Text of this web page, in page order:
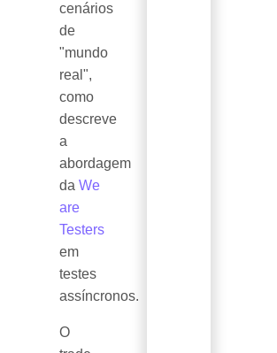
cenários
de
"mundo
real",
como
descreve
a
abordagem
daWe
are
Testers
em
testes
assíncronos.
O